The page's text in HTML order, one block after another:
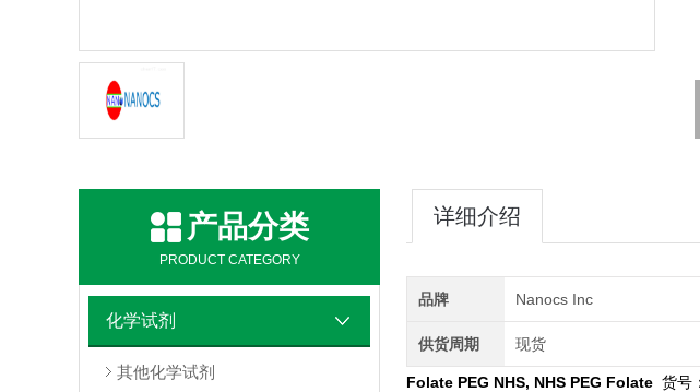
产品分类
PRODUCT CATEGORY
化学试剂
其他化学试剂
详细介绍
品牌 Nanocs Inc
供货周期 现货
Folate PEG NHS, NHS PEG Folate 货号